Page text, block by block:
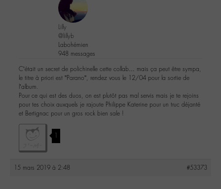
Lilly
@lillyb
Labohémien
948 messages
C’était un secret de polichinelle cette collab… mais ça peut être sympa,
le titre à priori est ”Parano”, rendez vous le 12/04 pour la sortie de
l’album.
Pour ce qui est des duos, on est plutôt pas mal servis mais je te rejoins
pour tes choix auxquels je rajoute Philippe Katerine pour un truc déjanté
et Bertignac pour un gros rock bien sale !
1
15 mars 2019 à 2:48 #53373